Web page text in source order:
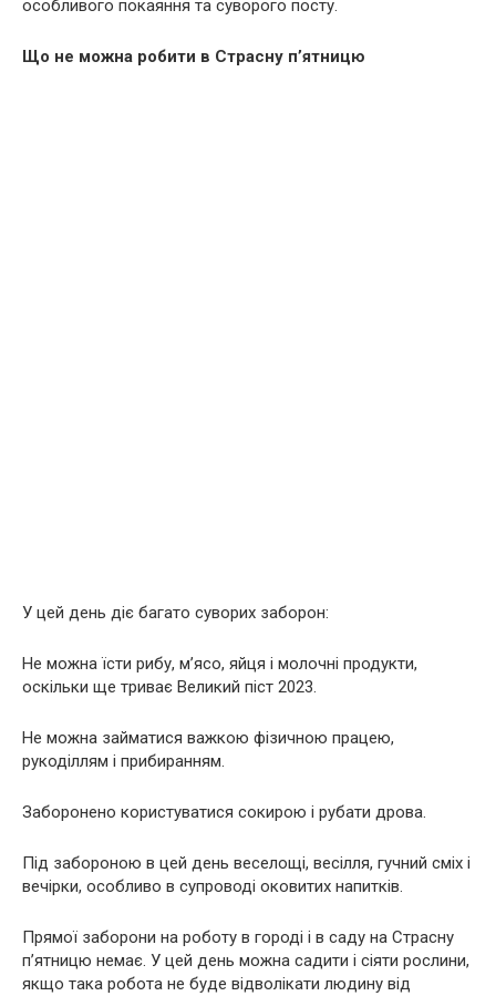
особливого покаяння та суворого посту.
Що не можна робити в Страсну п’ятницю
У цей день діє багато суворих заборон:
Не можна їсти рибу, м’ясо, яйця і молочні продукти,
оскільки ще триває Великий піст 2023.
Не можна займатися важкою фізичною працею,
рукоділлям і прибиранням.
Заборонено користуватися сокирою і рубати дрова.
Під забороною в цей день веселощі, весілля, гучний сміх і
вечірки, особливо в супроводі оковитих напитків.
Прямої заборони на роботу в городі і в саду на Страсну
п’ятницю немає. У цей день можна садити і сіяти рослини,
якщо така робота не буде відволікати людину від